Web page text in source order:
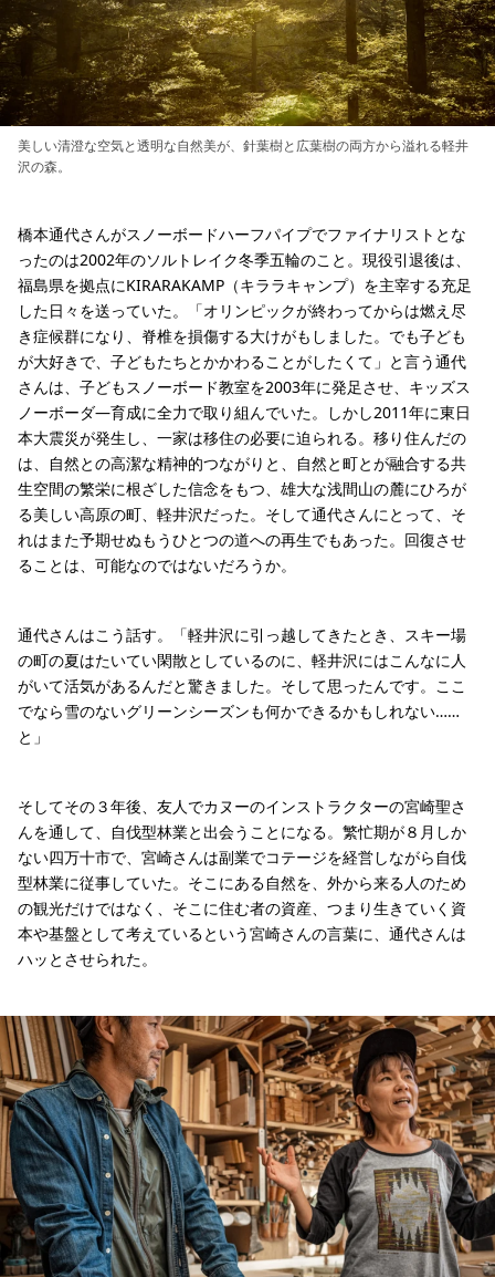
美しい清澄な空気と透明な自然美が、針葉樹と広葉樹の両方から溢れる軽井
沢の森。
橋本通代さんがスノーボードハーフパイプでファイナリストとな
ったのは2002年のソルトレイク冬季五輪のこと。現役引退後は、
福島県を拠点にKIRARAKAMP（キララキャンプ）を主宰する充足
した日々を送っていた。「オリンピックが終わってからは燃え尽
き症候群になり、脊椎を損傷する大けがもしました。でも子ども
が大好きで、子どもたちとかかわることがしたくて」と言う通代
さんは、子どもスノーボード教室を2003年に発足させ、キッズス
ノーボーダ―育成に全力で取り組んでいた。しかし2011年に東日
本大震災が発生し、一家は移住の必要に迫られる。移り住んだの
は、自然との高潔な精神的つながりと、自然と町とが融合する共
生空間の繁栄に根ざした信念をもつ、雄大な浅間山の麓にひろが
る美しい高原の町、軽井沢だった。そして通代さんにとって、そ
れはまた予期せぬもうひとつの道への再生でもあった。回復させ
ることは、可能なのではないだろうか。
通代さんはこう話す。「軽井沢に引っ越してきたとき、スキー場
の町の夏はたいてい閑散としているのに、軽井沢にはこんなに人
がいて活気があるんだと驚きました。そして思ったんです。ここ
でなら雪のないグリーンシーズンも何かできるかもしれない……
と」
そしてその３年後、友人でカヌーのインストラクターの宮崎聖さ
んを通して、自伐型林業と出会うことになる。繁忙期が８月しか
ない四万十市で、宮崎さんは副業でコテージを経営しながら自伐
型林業に従事していた。そこにある自然を、外から来る人のため
の観光だけではなく、そこに住む者の資産、つまり生きていく資
本や基盤として考えているという宮崎さんの言葉に、通代さんは
ハッとさせられた。